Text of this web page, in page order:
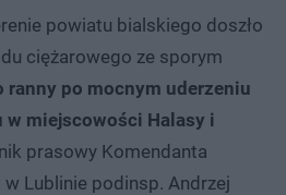
powiatu bialskiego doszło
ciężarowego ze sporym
ranny po mocnym uderzeniu
w miejscowości Halasy i
prasowy Komendanta
Lublinie podinsp. Andrzej